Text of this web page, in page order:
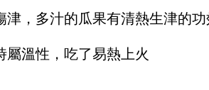
津，多汁的瓜果有清熱生津的功
屬溫性，吃了易熱上火